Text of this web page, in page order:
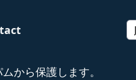
から保護します。